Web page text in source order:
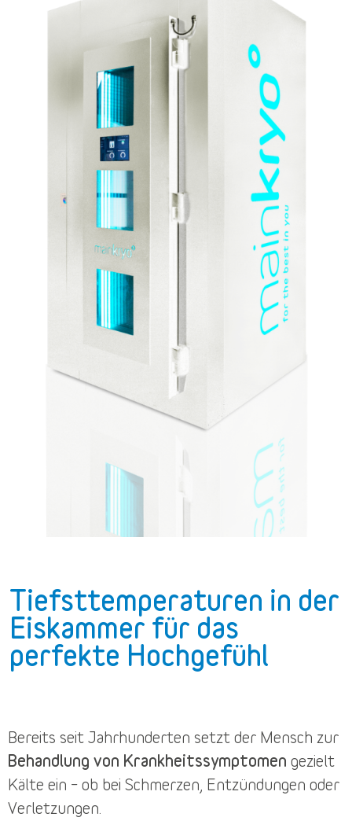
Tiefsttemperaturen in der
Eiskammer für das
perfekte Hochgefühl
Bereits seit Jahrhunderten setzt der Mensch zur
Behandlung von Krankheitssymptomen gezielt
Kälte ein – ob bei Schmerzen, Entzündungen oder
Verletzungen.